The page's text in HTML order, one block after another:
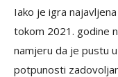
Iako je igra
tokom 2021. godine
namjeru da je pustu
potpunosti